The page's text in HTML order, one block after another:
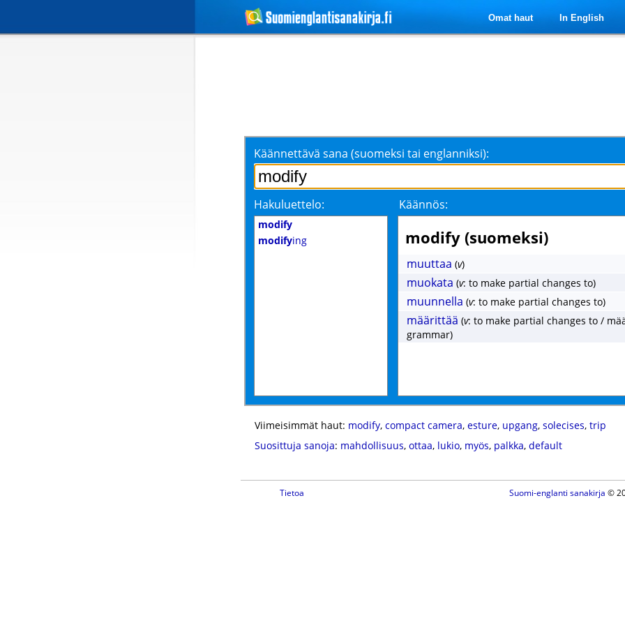
Omat haut In English
Käännettävä sana (suomeksi tai englanniksi):
Hakuluettelo: Käännös:
modify
modifying modify (suomeksi)
muuttaa (v)
muokata (v: to make partial changes to)
muunnella (v: to make partial changes to)
määrittää (v: to make partial changes to /
grammar)
Viimeisimmät haut: modify, compact camera, esture, upgang, solecises, trip
Suosittuja sanoja: mahdollisuus, ottaa, lukio, myös, palkka, default
Tietoa Suomi-englanti sanakirja ©